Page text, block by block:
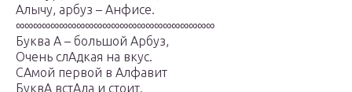
Алычу, арбуз – Анфисе.
∞∞∞∞∞∞∞∞∞∞∞∞∞∞∞∞∞∞∞∞∞∞∞
Буква А – большой Арбуз,
Очень слАдкая на вкус.
САмой первой в Алфавит
БуквА встАла и стоит.